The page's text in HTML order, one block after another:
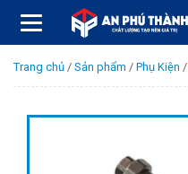
Trang chủ / Sản phẩm / Phụ Kiện /